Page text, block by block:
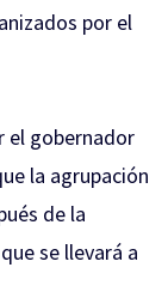
por el
el gobernador
la agrupación
de la
se llevará a